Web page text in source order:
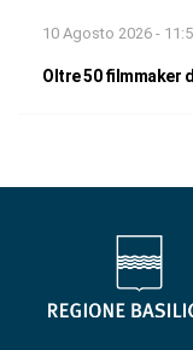
10 Agosto 2026 -
Oltre 50 filmmaker